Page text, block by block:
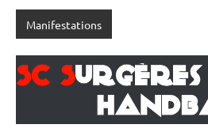
Manifestations